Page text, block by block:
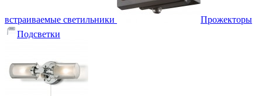
встраиваемые светильники
Прожекторы
Подсветки